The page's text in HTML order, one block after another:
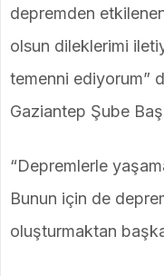
depremden
olsun dileklerimi
temenni ediyorum”
Gaziantep Şube
“Depremlerle
Bunun için de
oluşturmaktan